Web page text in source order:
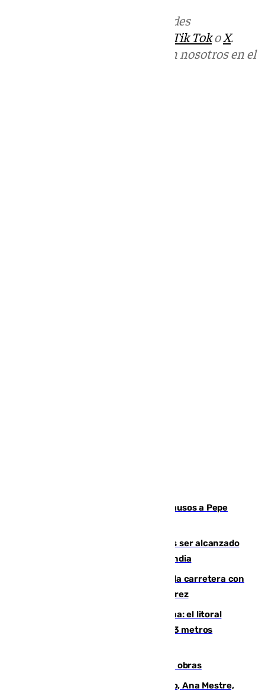
en las redes
Tik TokoX.
Puedes ponerte en contacto con nosotros en el
Granada despide con lágrimas y aplausos a Pepe
Un futbolista de 24 años muere tras ser alcanzado
por un rayo durante un partido en Tailandia
Muere un conductor tras salirse de la carretera con
su turismo en la A-480 a la altura de Jerez
Julio supera a junio en basura marina: el litoral
occidental malagueño recoge más de 33 metros
El Cádiz se afila ante un Granada en obras
La nueva presidenta del Parlamento, Ana Mestre,